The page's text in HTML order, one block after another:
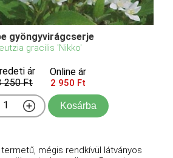
gyöngyvirágcserje
gracilis 'Nikko'
ár
250 Ft
Online ár
2 950 Ft
Kosárba
mégis rendkívül látványos